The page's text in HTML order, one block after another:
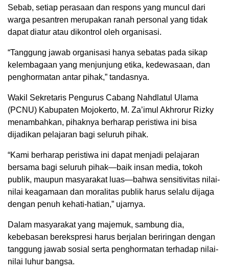
Sebab, setiap perasaan dan respons yang muncul dari
warga pesantren merupakan ranah personal yang tidak
dapat diatur atau dikontrol oleh organisasi.
“Tanggung jawab organisasi hanya sebatas pada sikap
kelembagaan yang menjunjung etika, kedewasaan, dan
penghormatan antar pihak,” tandasnya.
Wakil Sekretaris Pengurus Cabang Nahdlatul Ulama
(PCNU) Kabupaten Mojokerto, M. Za’imul Akhrorur Rizky
menambahkan, pihaknya berharap peristiwa ini bisa
dijadikan pelajaran bagi seluruh pihak.
“Kami berharap peristiwa ini dapat menjadi pelajaran
bersama bagi seluruh pihak—baik insan media, tokoh
publik, maupun masyarakat luas—bahwa sensitivitas nilai-
nilai keagamaan dan moralitas publik harus selalu dijaga
dengan penuh kehati-hatian,” ujarnya.
Dalam masyarakat yang majemuk, sambung dia,
kebebasan berekspresi harus berjalan beriringan dengan
tanggung jawab sosial serta penghormatan terhadap nilai-
nilai luhur bangsa.